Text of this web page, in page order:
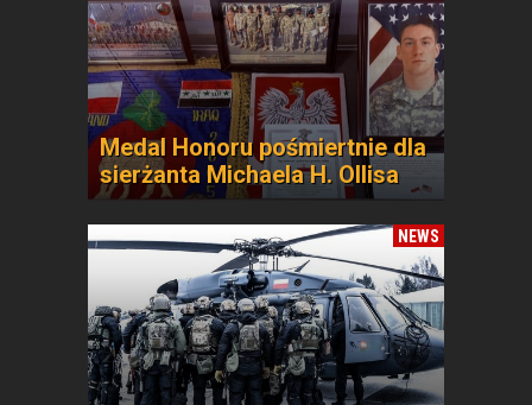
Medal Honoru pośmiertnie dla
sierżanta Michaela H. Ollisa
NEWS